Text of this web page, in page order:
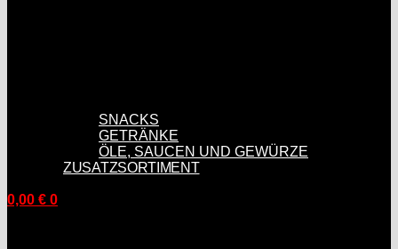
SNACKS
GETRÄNKE
ÖLE, SAUCEN UND GEWÜRZE
ZUSATZSORTIMENT
0,00 € 0